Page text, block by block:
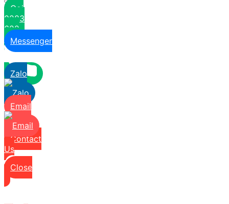
Gọi
0283
622
6629
Messenger
Zalo
Email
Contact
Us
Close